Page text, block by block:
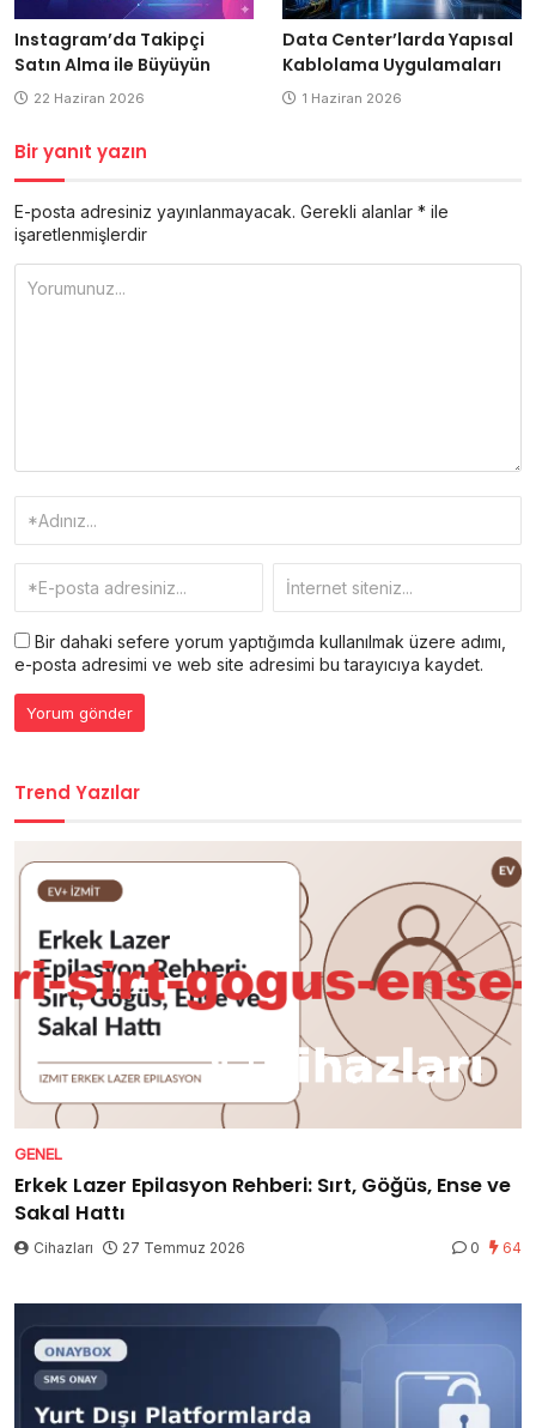
Instagram’da Takipçi
Satın Alma ile Büyüyün
22 Haziran 2026
Data Center’larda Yapısal
Kablolama Uygulamaları
1 Haziran 2026
Bir yanıt yazın
E-posta adresiniz yayınlanmayacak. Gerekli alanlar * ile
işaretlenmişlerdir
Bir dahaki sefere yorum yaptığımda kullanılmak üzere adımı,
e-posta adresimi ve web site adresimi bu tarayıcıya kaydet.
Trend Yazılar
GENEL
Erkek Lazer Epilasyon Rehberi: Sırt, Göğüs, Ense ve
Sakal Hattı
Cihazları 27 Temmuz 2026 0 64